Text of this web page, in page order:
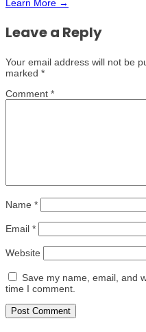
Learn More →
Leave a Reply
Your email address will not be
marked *
Comment *
Name *
Email *
Website
Save my name, email, and
time I comment.